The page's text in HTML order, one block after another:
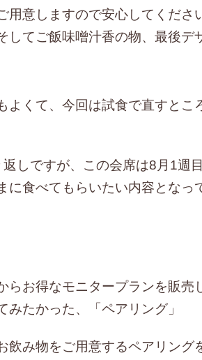
用意しますので安心してくださ
してご飯味噌汁香の物、最後デ
よくて、今回は試食で直すとこ
しですが、この会席は8月1週
に食べてもらいたい内容となっ
らお得なモニタープランを販売
みたかった、「ペアリング」
飲み物をご用意するペアリング